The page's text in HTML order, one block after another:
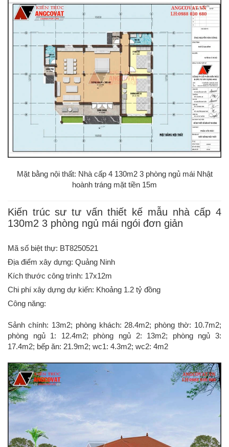
Mặt bằng nội thất: Nhà cấp 4 130m2 3 phòng ngủ mái Nhật
hoành tráng mặt tiền 15m
Kiến trúc sư tư vấn thiết kế mẫu nhà cấp 4
130m2 3 phòng ngủ mái ngói đơn giản
Mã số biệt thự: BT8250521
Địa điểm xây dựng: Quảng Ninh
Kích thước công trình: 17x12m
Chi phí xây dựng dự kiến: Khoảng 1.2 tỷ đồng
Công năng:
Sảnh chính: 13m2; phòng khách: 28.4m2; phòng thờ: 10.7m2;
phòng ngủ 1: 12.4m2; phòng ngủ 2: 13m2; phòng ngủ 3:
17.4m2; bếp ăn: 21.9m2; wc1: 4.3m2; wc2: 4m2